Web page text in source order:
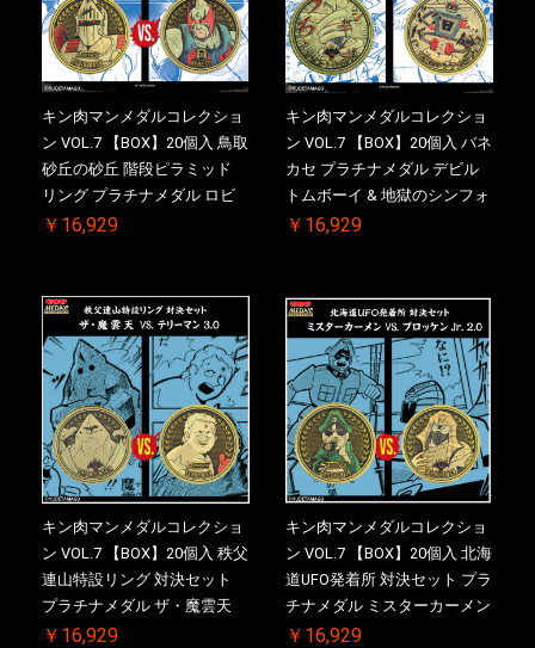
キン肉マンメダルコレクショ
ン VOL.7 【BOX】20個入 鳥取
砂丘の砂丘 階段ピラミッド
リング プラチナメダル ロビ
ンマスク VS.ネメシス 【初回
2026/10/30 一斉出荷予定
￥16,929
キン肉マンメダルコレクショ
ン VOL.7 【BOX】20個入 バネ
カセ プラチナメダル デビル
トムボーイ & 地獄のシンフォ
ニー ケース付き【初回購入特
一斉出荷予定
￥16,929
キン肉マンメダルコレクショ
ン VOL.7 【BOX】20個入 秩父
連山特設リング 対決セット
プラチナメダル ザ・魔雲天
VS. テリーマン 3.0 ケース付
￥16,929
キン肉マンメダルコレクショ
ン VOL.7 【BOX】20個入 北海
道UFO発着所 対決セット プラ
チナメダル ミスターカーメン
VS. ブロッケン Jr. 2.0 ケース
￥16,929